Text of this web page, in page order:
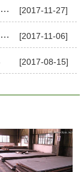
[2017-11-27]
[2017-11-06]
[2017-08-15]